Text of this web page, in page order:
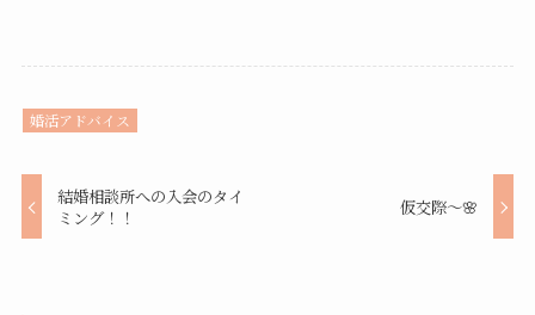
婚活アドバイス
結婚相談所への入会のタイ
ミング！！
仮交際～🌸